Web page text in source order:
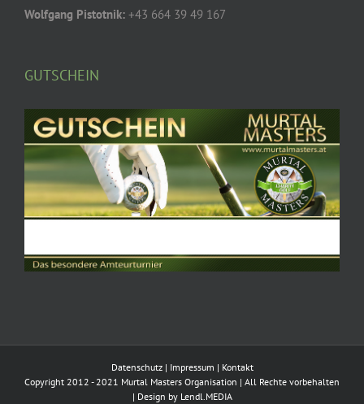
Wolfgang Pistotnik: +43 664 39 49 167
GUTSCHEIN
Datenschutz| Impressum | Kontakt
Copyright 2012 - 2021 Murtal Masters Organisation | All Rechte vorbehalten
| Design by Lendl.MEDIA